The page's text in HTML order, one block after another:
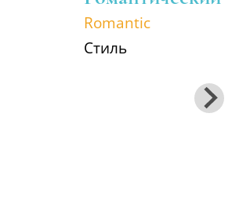
Romantic
Стиль